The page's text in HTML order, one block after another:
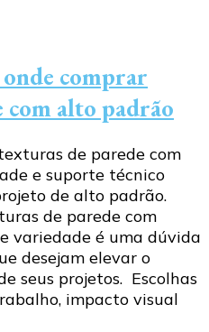
onde comprar
alto padrão
de parede com
e suporte técnico
de alto padrão.
de parede com
variedade é uma dúvida
desejam elevar o
seus projetos. Escolhas
impacto visual